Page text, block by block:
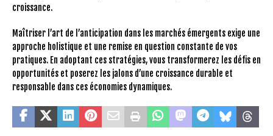
croissance.
Maîtriser l’art de l’anticipation dans les marchés émergents exige une
approche holistique et une remise en question constante de vos
pratiques. En adoptant ces stratégies, vous transformerez les défis en
opportunités et poserez les jalons d’une croissance durable et
responsable dans ces économies dynamiques.